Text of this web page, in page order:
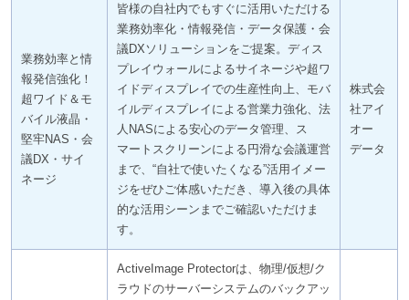
業務効率と情
報発信強化！
超ワイド＆モ
バイル液晶・
堅牢NAS・会
議DX・サイ
ネージ
皆様の自社内でもすぐに活用いただける
業務効率化・情報発信・データ保護・会
議DXソリューションをご提案。ディス
プレイウォールによるサイネージや超ワ
イドディスプレイでの生産性向上、モバ
イルディスプレイによる営業力強化、法
人NASによる安心のデータ管理、ス
マートスクリーンによる円滑な会議運営
まで、“自社で使いたくなる”活用イメー
ジをぜひご体感いただき、導入後の具体
的な活用シーンまでご確認いただけま
す。
株式会
社アイ
オー
データ
ActiveImage Protectorは、物理/仮想/ク
ラウドのサーバーシステムのバックアッ